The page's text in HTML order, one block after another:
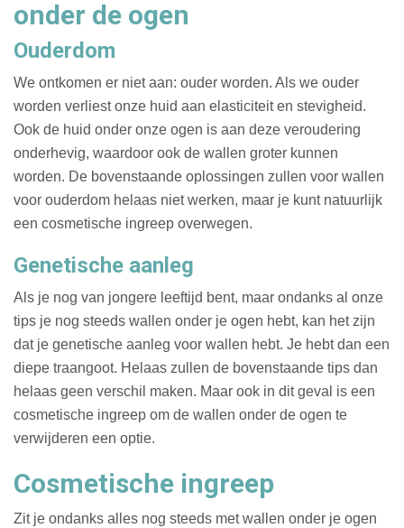
onder de ogen
Ouderdom
We ontkomen er niet aan: ouder worden. Als we ouder
worden verliest onze huid aan elasticiteit en stevigheid.
Ook de huid onder onze ogen is aan deze veroudering
onderhevig, waardoor ook de wallen groter kunnen
worden. De bovenstaande oplossingen zullen voor wallen
voor ouderdom helaas niet werken, maar je kunt natuurlijk
een cosmetische ingreep overwegen.
Genetische aanleg
Als je nog van jongere leeftijd bent, maar ondanks al onze
tips je nog steeds wallen onder je ogen hebt, kan het zijn
dat je genetische aanleg voor wallen hebt. Je hebt dan een
diepe traangoot. Helaas zullen de bovenstaande tips dan
helaas geen verschil maken. Maar ook in dit geval is een
cosmetische ingreep om de wallen onder de ogen te
verwijderen een optie.
Cosmetische ingreep
Zit je ondanks alles nog steeds met wallen onder je ogen